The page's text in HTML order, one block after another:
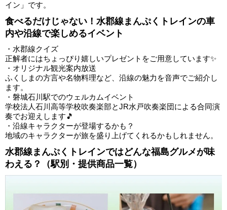
イン」です。
食べるだけじゃない！水郡線まんぷくトレインの車
内や沿線で楽しめるイベント
・水郡線クイズ
正解者にはちょっぴり嬉しいプレゼントをご用意しています✨
・オリジナル観光案内放送
ふくしまの方言や名物料理など、沿線の魅力を音声でご紹介し
ます。
・磐城石川駅でのウェルカムイベント
学校法人石川高等学校吹奏楽部とJR水戸吹奏楽団による合同演
奏でお迎えします🎵
・沿線キャラクターが登場するかも？
地域のキャラクターが旅を盛り上げてくれるかもしれません。
水郡線まんぷくトレインではどんな福島グルメが味
わえる？（駅別・提供商品一覧）